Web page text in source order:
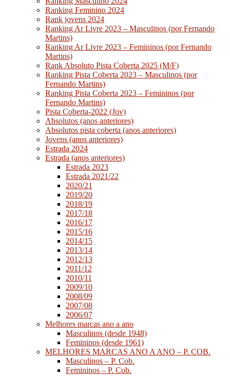
Ranking Feminino 2024
Rank jovens 2024
Ranking Ar Livre 2023 – Masculinos (por Fernando
Martins)
Ranking Ar Livre 2023 – Femininos (por Fernando
Martins)
Rank Absoluto Pista Coberta 2025 (M/F)
Ranking Pista Coberta 2023 – Masculinos (por
Fernando Martins)
Ranking Pista Coberta 2023 – Femininos (por
Fernando Martins)
Pista Coberta-2022 (Jov)
Absolutos (anos anteriores)
Absolutos pista coberta (anos anteriores)
Jovens (anos anteriores)
Estrada 2024
Estrada (anos anteriores)
Estrada 2023
Estrada 2021/22
2020/21
2019/20
2018/19
2017/18
2016/17
2015/16
2014/15
2013/14
2012/13
2011/12
2010/11
2009/10
2008/09
2007/08
2006/07
Melhores marcas ano a ano
Masculinos (desde 1948)
Femininos (desde 1961)
MELHORES MARCAS ANO A ANO – P. COB.
Masculinos – P. Cob.
Femininos – P. Cob.